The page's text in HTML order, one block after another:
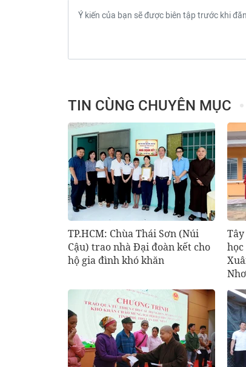
TIN CÙNG CHUYÊN MỤC
TP.HCM: Chùa Thái Sơn (Núi
Cậu) trao nhà Đại đoàn kết cho
hộ gia đình khó khăn